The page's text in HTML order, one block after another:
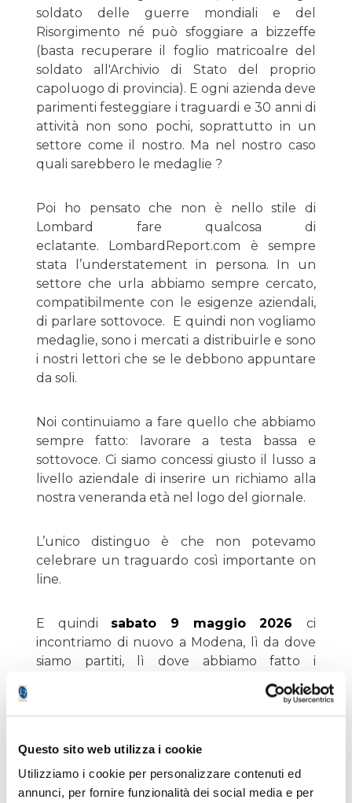
Questo sito web utilizza i cookie
Utilizziamo i cookie per personalizzare contenuti ed
annunci, per fornire funzionalità dei social media e per
soldato delle guerre mondiali e del
Risorgimento né può sfoggiare a bizzeffe
(basta recuperare il foglio matricoalre del
soldato all'Archivio di Stato del proprio
capoluogo di provincia). E ogni azienda deve
parimenti festeggiare i traguardi e 30 anni di
attività non sono pochi, soprattutto in un
settore come il nostro. Ma nel nostro caso
quali sarebbero le medaglie ?
Poi ho pensato che non è nello stile di
Lombard fare qualcosa di
eclatante. LombardReport.com è sempre
stata l’understatement in persona. In un
settore che urla abbiamo sempre cercato,
compatibilmente con le esigenze aziendali,
di parlare sottovoce. E quindi non vogliamo
medaglie, sono i mercati a distribuirle e sono
i nostri lettori che se le debbono appuntare
da soli.
Noi continuiamo a fare quello che abbiamo
sempre fatto: lavorare a testa bassa e
sottovoce. Ci siamo concessi giusto il lusso a
livello aziendale di inserire un richiamo alla
nostra veneranda età nel logo del giornale.
L’unico distinguo è che non potevamo
celebrare un traguardo così importante on
line.
E quindi sabato 9 maggio 2026ci
incontriamo di nuovo a Modena, lì da dove
siamo partiti, lì dove abbiamo fatto i
C’è anche il patrocinio dei warriors di
Trading Library SRL, casa editrice